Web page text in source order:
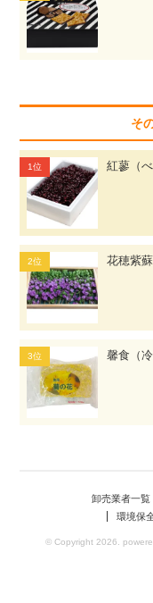
そ
紅蓼（べ
花穂紫
馨食（
卸売業者一覧
環境保
© Copyright 2026.